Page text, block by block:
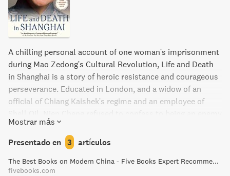
A chilling personal account of one woman's imprisonment
during Mao Zedong's Cultural Revolution, Life and Death
in Shanghai is a story of heroic resistance and courageous
perseverance. Educated in London, and a widow of an
official of Chiang Kaishek's regime and an employee of
of the state, leading to six years of solitary confinement.
The book highlights the fight for power and party factions
of Mao's China and portrays an astounding portrait of one
woman's courage.
Mostrar más
Presentado en 3 artículos
The Best Books on Modern China - Five Books Expert Recommendations
fivebooks.com